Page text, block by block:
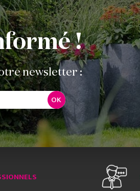
!
newsletter :
OK